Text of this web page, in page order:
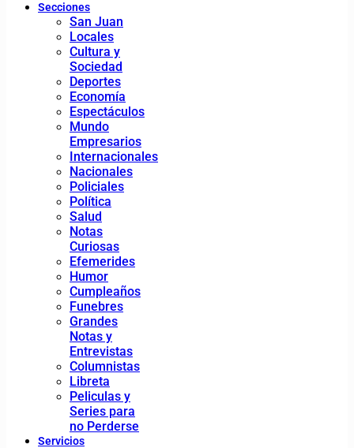
Secciones
San Juan
Locales
Cultura y
Sociedad
Deportes
Economía
Espectáculos
Mundo
Empresarios
Internacionales
Nacionales
Policiales
Política
Salud
Notas
Curiosas
Efemerides
Humor
Cumpleaños
Funebres
Grandes
Notas y
Entrevistas
Columnistas
Libreta
Peliculas y
Series para
no Perderse
Servicios